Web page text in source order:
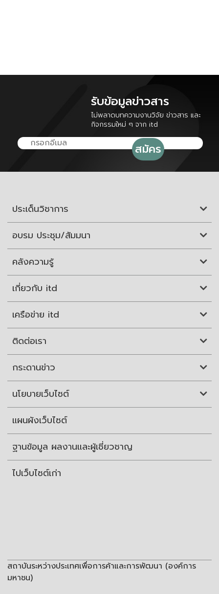
รับข้อมูลข่าวสาร
ไม่พลาดบทความงานวิจัย ข่าวสาร และ
กิจกรรมใหม่ ๆ จาก itd
ประเด็นวิชาการ
อบรม ประชุม/สัมมนา
คลังความรู้
เกี่ยวกับ itd
เครือข่าย itd
ติดต่อเรา
กระดานข่าว
นโยบายเว็บไซต์
แผนผังเว็บไซต์
ฐานข้อมูล ผลงานและผู้เชี่ยวชาญ
ไปเว็บไซต์เก่า
สถาบันระหว่างประเทศเพื่อการค้าและการพัฒนา (องค์การ
มหาชน)